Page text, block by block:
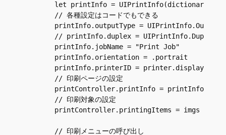
let printInfo =
        // 各種設定はコードでもできる
printInfo.outputType =
// printInfo.duplex =
        printInfo.jobName = "Print Job"
        printInfo.orientation = .portrait
        printInfo.printerID = printer.displayName
        // 印刷ページの設定
        printController.printInfo = printInfo
        // 印刷対象の設定
        printController.printingItems = imgs
        // 印刷メニューの呼び出し